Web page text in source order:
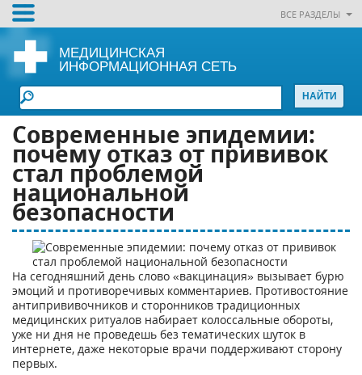
ВСЕ РАЗДЕЛЫ
МЕДИЦИНСКАЯ
ИНФОРМАЦИОННАЯ СЕТЬ
Современные эпидемии:
почему отказ от прививок
стал проблемой
национальной
безопасности
На сегодняшний день слово «вакцинация» вызывает бурю
эмоций и противоречивых комментариев. Противостояние
антипрививочников и сторонников традиционных
медицинских ритуалов набирает колоссальные обороты,
уже ни дня не проведешь без тематических шуток в
интернете, даже некоторые врачи поддерживают сторону
первых.